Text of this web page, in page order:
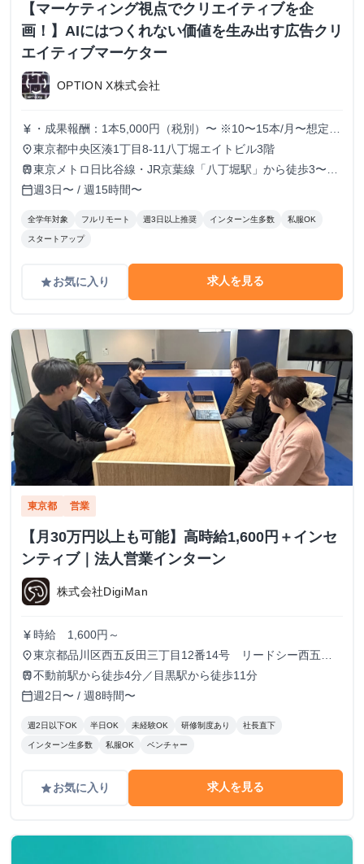
【マーケティング視点でクリエイティブを企
画！】AIにはつくれない価値を生み出す広告クリ
エイティブマーケター
OPTION X株式会社
currency_yen ・成果報酬：1本5,000円（税別）〜 ※10〜15本/月〜想定
※経験、実績、能力等によって変動 ※トライアル期間の場
合変動あり
place東京都中央区湊1丁目8-11八丁堀エイトビル3階
train東京メトロ日比谷線・JR京葉線「八丁堀駅」から徒歩3〜6
分
calendar_today週3日〜 / 週15時間〜
全学年対象 フルリモート 週3日以上推奨 インターン生多数 私服OK
スタートアップ
gradeお気に入り 求人を見る
東京都 営業
【月30万円以上も可能】高時給1,600円＋インセ
ンティブ｜法人営業インターン
株式会社DigiMan
currency_yen 時給 1,600円～
place東京都品川区西五反田三丁目12番14号 リードシー西五反
田ビル7-8階（受付8階）
train不動前駅から徒歩4分／目黒駅から徒歩11分
calendar_today週2日〜 / 週8時間〜
週2日以下OK 半日OK 未経験OK 研修制度あり 社長直下
インターン生多数 私服OK ベンチャー
gradeお気に入り 求人を見る